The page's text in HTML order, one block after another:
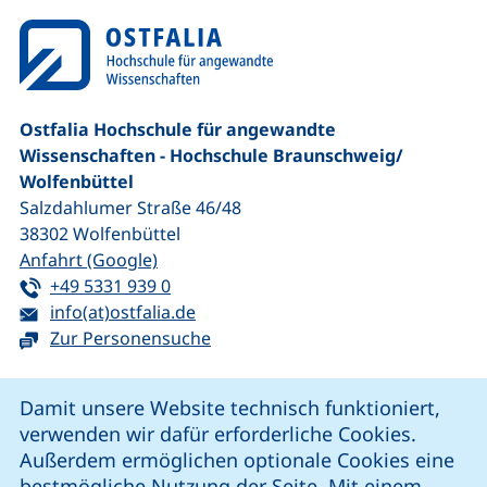
Damit unsere Website technisch funktioniert,
verwenden wir dafür erforderliche Cookies.
Außerdem ermöglichen optionale Cookies eine
Ostfalia Hochschule für angewandte
Wissenschaften - Hochschule Braunschweig/​
Wolfenbüttel
Salzdahlumer Straße 46/48
38302Wolfenbüttel
Anfahrt (Google)(externer Link, öffnet neues Fenster)
Tel:
+49 5331 939 0(startet einen Telefonanruf, wenn Ihr
E-Mail:
info(at)ostfalia.de(öffnet Ihr E-Mail-Programm)
Zur Personensuche
unsere Facebook-Seite (externer Link, öffnet neues
unsere LinkedIn-Seite (externer Link, öffnet
unsere Instagram-Seite (externer Link,
unsere YouTube-Seite (externer